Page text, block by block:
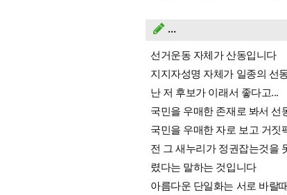
...
선거운동 자체가 산동입니다
지지자성명 자체가 일종의 선
난 저 후보가 이래서 좋다고...
국민을 우매한 존재로 봐서 선
국민을 우매한 자로 보고 거짓
전 그 새누리가 정권잡는것을
렸다는 말하는 것입니다
아름다운 단일화는 서로 바랄